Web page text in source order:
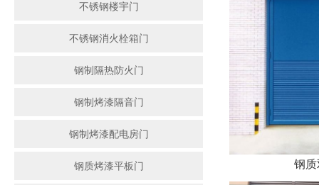
不锈钢楼宇门
不锈钢消火栓箱门
钢制隔热防火门
钢制烤漆隔音门
钢制烤漆配电房门
钢质烤漆平板门 钢